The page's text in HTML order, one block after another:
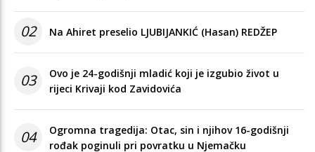
02 Na Ahiret preselio LJUBIJANKIĆ (Hasan) REDŽEP
03
Ovo je 24-godišnji mladić koji je izgubio život u
rijeci Krivaji kod Zavidovića
04
Ogromna tragedija: Otac, sin i njihov 16-godišnji
rođak poginuli pri povratku u Njemačku